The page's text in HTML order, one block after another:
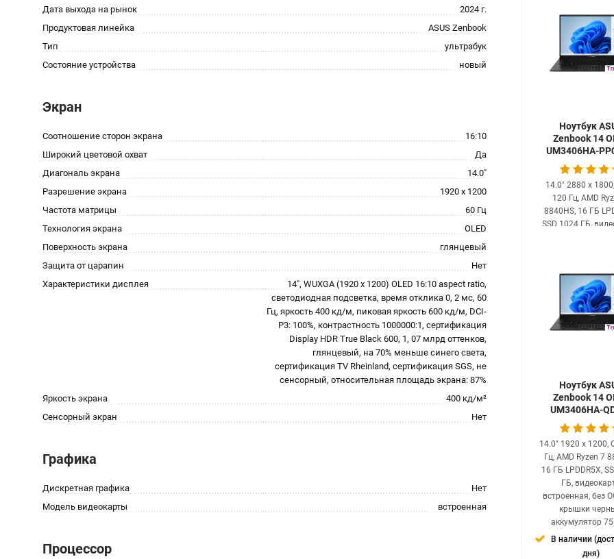
Дата выхода на рынок
2024 г.
Продуктовая линейка
ASUS Zenbook
Тип
ультрабук
Состояние устройства
новый
Экран
Соотношение сторон экрана
16:10
Широкий цветовой охват
Да
Диагональ экрана
14.0"
Разрешение экрана
1920 x 1200
Частота матрицы
60 Гц
Технология экрана
OLED
Поверхность экрана
глянцевый
Защита от царапин
Нет
Характеристики дисплея
14", WUXGA (1920 x 1200) OLED 16:10 aspect ratio,
светодиодная подсветка, время отклика 0, 2 мс, 60
Гц, яркость 400 кд/м, пиковая яркость 600 кд/м, DCI-
P3: 100%, контрастность 1000000:1, сертификация
Display HDR True Black 600, 1, 07 млрд оттенков,
глянцевый, на 70% меньше синего света,
сертификация TV Rheinland, сертификация SGS, не
сенсорный, относительная площадь экрана: 87%
Яркость экрана
400 кд/м²
Сенсорный экран
Нет
Графика
Дискретная графика
Нет
Модель видеокарты
встроенная
Процессор
Ноутбук
Zenbook 14
UM3406HA-
14.0" 2880 x 1800,
120 Гц, AMD
8840HS, 16 ГБ
SSD 1024 ГБ,
Вт·ч
Нет в
4057.00
Ноутбук
Zenbook 14
UM3406HA-
14.0" 1920 x 1200,
Гц, AMD Ryzen 7
16 ГБ LPDDR5X,
ГБ,
встроенная, без
крышки
аккумулятор 75
В наличии
дня)